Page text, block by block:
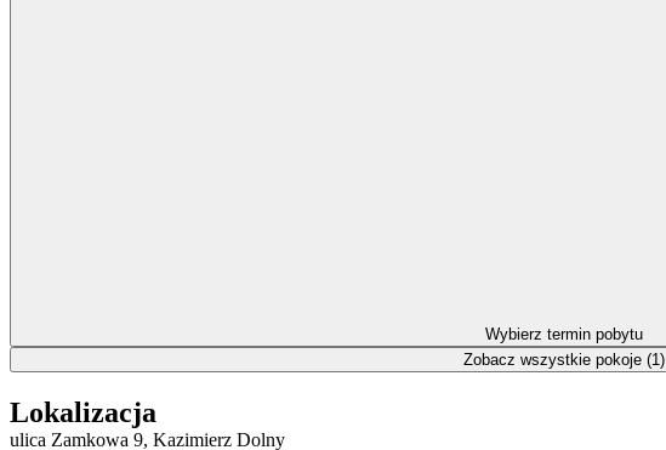
Lokalizacja
ulica Zamkowa 9, Kazimierz Dolny
Wybierz termin pobytu
Zobacz wszystkie pokoje (1)